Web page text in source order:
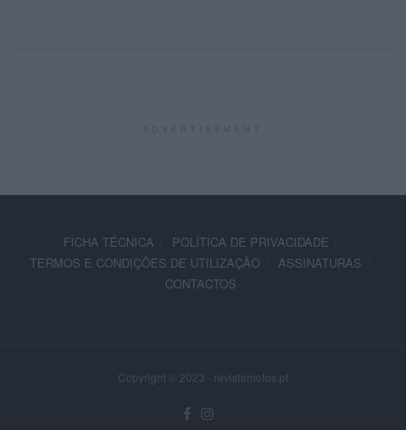
FICHA TÉCNICA
POLÍTICA DE PRIVACIDADE
TERMOS E CONDIÇÕES DE UTILIZAÇÃO
ASSINATURAS
CONTACTOS
Copyright © 2023 - revistamotos.pt